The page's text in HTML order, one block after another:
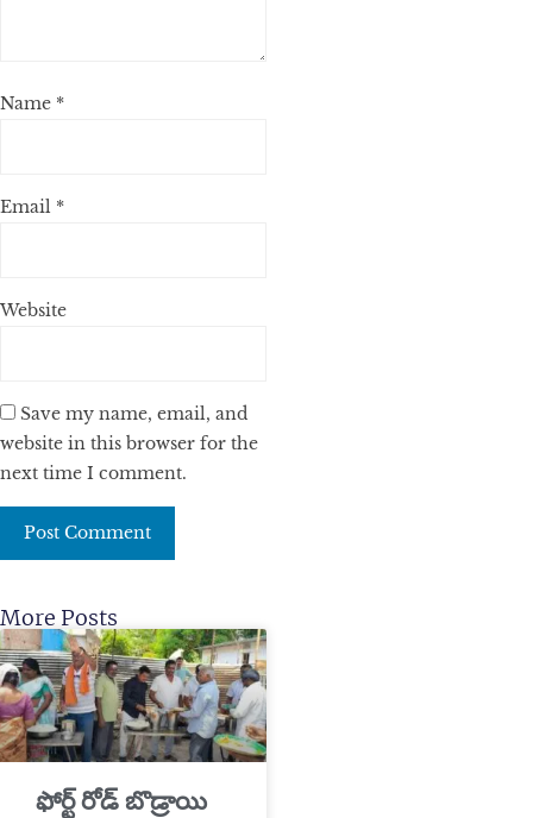
Name *
Email *
Website
Save my name, email, and
website in this browser for the
next time I comment.
More Posts
​ఫోర్ట్ రోడ్ బొడ్రాయి